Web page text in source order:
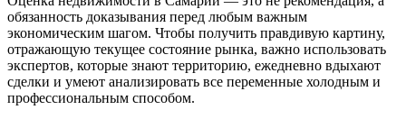
обязанность доказывания перед любым важным
экономическим шагом. Чтобы получить правдивую картину,
отражающую текущее состояние рынка, важно использовать
экспертов, которые знают территорию, ежедневно вдыхают
сделки и умеют анализировать все переменные холодным и
профессиональным способом.